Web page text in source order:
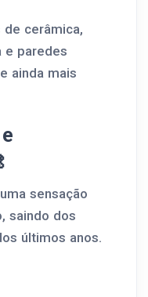
cerâmica,
e paredes
ainda mais
sensação
saindo dos
últimos anos.